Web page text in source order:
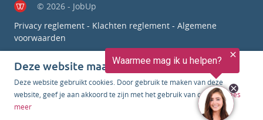
© 2026 - JobUp
Privacy reglement - Klachten reglement - Algemene
voorwaarden
Deze website maakt gebruik van cookies
Deze website gebruikt cookies. Door gebruik te maken van deze
website, geef je aan akkoord te zijn met het gebruik van cookies. Lees
meer